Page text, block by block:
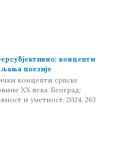
концепти
поезије
концепти српске
XX века. Београд:
и уметност, 2024, 263